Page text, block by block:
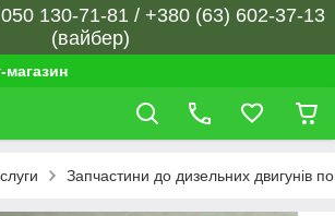
130-71-81 / +380 (63) 602-37-13
(вайбер)
магазин
Запчастини до дизельних двигунів